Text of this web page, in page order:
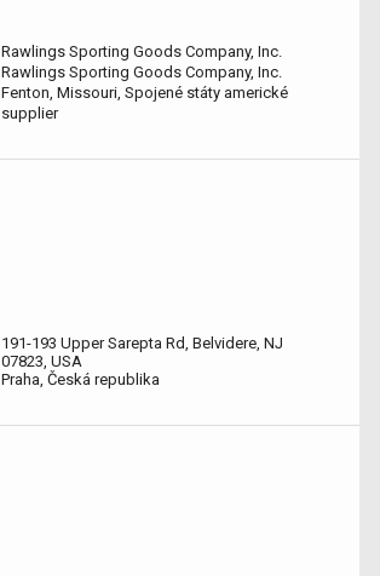
Rawlings Sporting Goods Company, Inc.
Rawlings Sporting Goods Company, Inc.
Fenton, Missouri, Spojené státy americké
supplier
191-193 Upper Sarepta Rd, Belvidere, NJ
07823, USA
Praha, Česká republika